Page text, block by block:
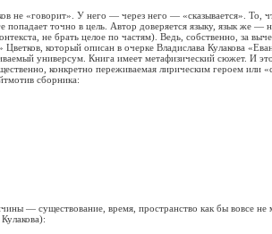
не «говорит». У него — через него — «сказывается». То,
попадает точно в цель. Автор доверяется языку, язык же —
не брать целое по частям). Ведь, собственно, за
который описан в очерке Владислава Кулакова
универсум. Книга имеет метафизический сюжет. И
конкретно переживаемая лирическим героем или
сборника:
— существование, время, пространство как бы вовсе